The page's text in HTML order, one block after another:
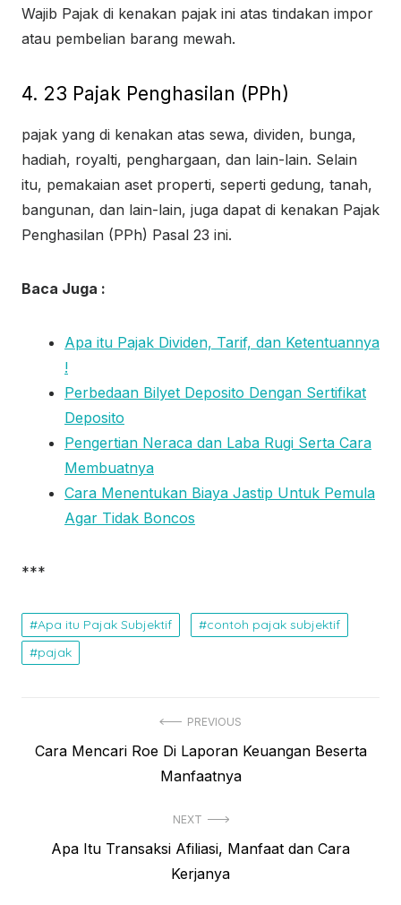
Wajib Pajak di kenakan pajak ini atas tindakan impor
atau pembelian barang mewah.
4. 23 Pajak Penghasilan (PPh)
pajak yang di kenakan atas sewa, dividen, bunga,
hadiah, royalti, penghargaan, dan lain-lain. Selain
itu, pemakaian aset properti, seperti gedung, tanah,
bangunan, dan lain-lain, juga dapat di kenakan Pajak
Penghasilan (PPh) Pasal 23 ini.
Baca Juga :
Apa itu Pajak Dividen, Tarif, dan Ketentuannya
!
Perbedaan Bilyet Deposito Dengan Sertifikat
Deposito
Pengertian Neraca dan Laba Rugi Serta Cara
Membuatnya
Cara Menentukan Biaya Jastip Untuk Pemula
Agar Tidak Boncos
***
Apa itu Pajak Subjektif
contoh pajak subjektif
pajak
PREVIOUS
PCara Mencari Roe Di Laporan Keuangan Beserta
Manfaatnya
NEXT
Apa Itu Transaksi Afiliasi, Manfaat dan Cara
Kerjanya